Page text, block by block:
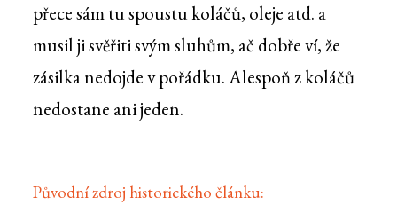
přece sám tu spoustu koláčů, oleje atd. a
musil ji svěřiti svým sluhům, ač dobře ví, že
zásilka nedojde v pořádku. Alespoň z koláčů
nedostane ani jeden.
Původní zdroj historického článku: